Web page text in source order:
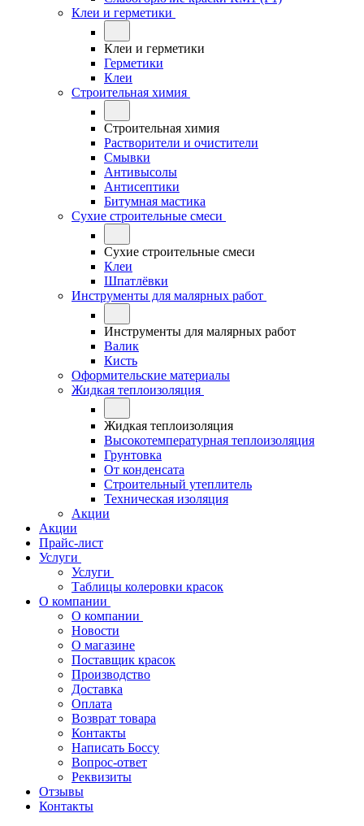
Клеи и герметики
Клеи и герметики
Герметики
Клеи
Строительная химия
Строительная химия
Растворители и очистители
Смывки
Антивысолы
Антисептики
Битумная мастика
Сухие строительные смеси
Сухие строительные смеси
Клеи
Шпатлёвки
Инструменты для малярных работ
Инструменты для малярных работ
Валик
Кисть
Оформительские материалы
Жидкая теплоизоляция
Жидкая теплоизоляция
Высокотемпературная теплоизоляция
Грунтовка
От конденсата
Строительный утеплитель
Техническая изоляция
Акции
Акции
Прайс-лист
Услуги
Услуги
Таблицы колеровки красок
О компании
О компании
Новости
О магазине
Поставщик красок
Производство
Доставка
Оплата
Возврат товара
Контакты
Написать Боссу
Вопрос-ответ
Реквизиты
Отзывы
Контакты